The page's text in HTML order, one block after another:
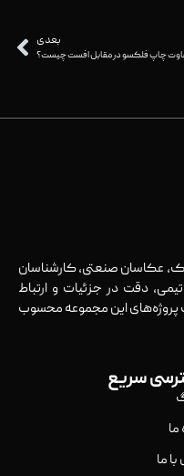
بعدی
چاپ فلکسو در مقابل افست چیست؟
عکاسان صنعتی، کارشناسان
دقت در جزئیات و ارتباط
پروژه‌های این مجموعه محسوب
سریع
ما
ما